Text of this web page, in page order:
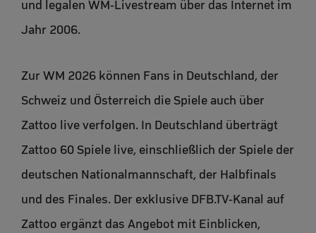
und legalen WM-Livestream über das Internet im
Jahr 2006.
Zur WM 2026 können Fans in Deutschland, der
Schweiz und Österreich die Spiele auch über
Zattoo live verfolgen. In Deutschland überträgt
Zattoo 60 Spiele live, einschließlich der Spiele der
deutschen Nationalmannschaft, der Halbfinals
und des Finales. Der exklusive DFB.TV-Kanal auf
Zattoo ergänzt das Angebot mit Einblicken,